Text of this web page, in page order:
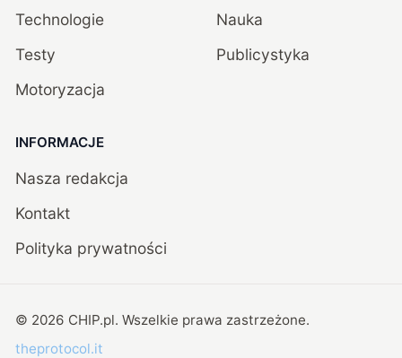
Technologie
Testy
Motoryzacja
Nauka
Publicystyka
INFORMACJE
Nasza redakcja
Kontakt
Polityka prywatności
© 2026 CHIP.pl. Wszelkie prawa zastrzeżone.
theprotocol.it